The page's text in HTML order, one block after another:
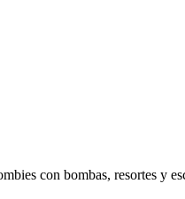
con bombas, resortes y